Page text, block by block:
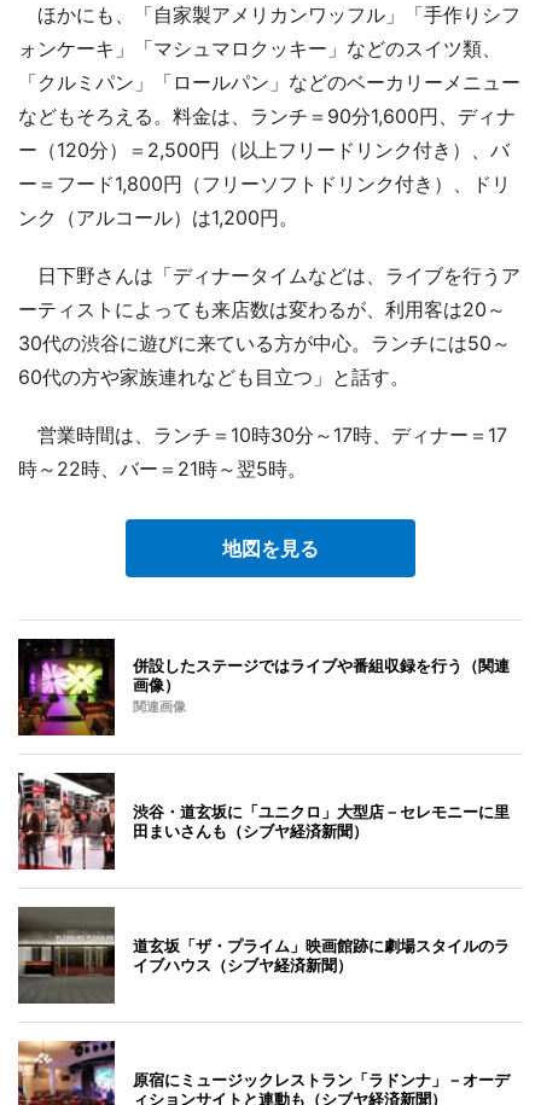
ほかにも、「自家製アメリカンワッフル」「手作りシフ
ォンケーキ」「マシュマロクッキー」などのスイツ類、
「クルミパン」「ロールパン」などのベーカリーメニュー
などもそろえる。料金は、ランチ＝90分1,600円、ディナ
ー（120分）＝2,500円（以上フリードリンク付き）、バ
ー＝フード1,800円（フリーソフトドリンク付き）、ドリ
ンク（アルコール）は1,200円。
日下野さんは「ディナータイムなどは、ライブを行うア
ーティストによっても来店数は変わるが、利用客は20～
30代の渋谷に遊びに来ている方が中心。ランチには50～
60代の方や家族連れなども目立つ」と話す。
営業時間は、ランチ＝10時30分～17時、ディナー＝17
時～22時、バー＝21時～翌5時。
地図を見る
併設したステージではライブや番組収録を行う（関連
画像）
関連画像
渋谷・道玄坂に「ユニクロ」大型店－セレモニーに里
田まいさんも（シブヤ経済新聞）
道玄坂「ザ・プライム」映画館跡に劇場スタイルのラ
イブハウス（シブヤ経済新聞）
原宿にミュージックレストラン「ラドンナ」－オーデ
ィションサイトと連動も（シブヤ経済新聞）